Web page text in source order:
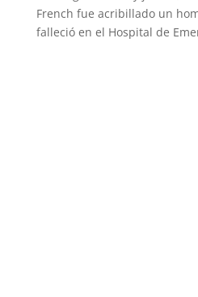
French fue acribillado un
falleció en el Hospital de